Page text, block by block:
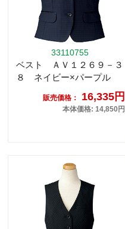
33110755
ベスト ＡＶ１２６９－３
８ ネイビー×パープル
販売価格： 16,335円
本体価格: 14,850円